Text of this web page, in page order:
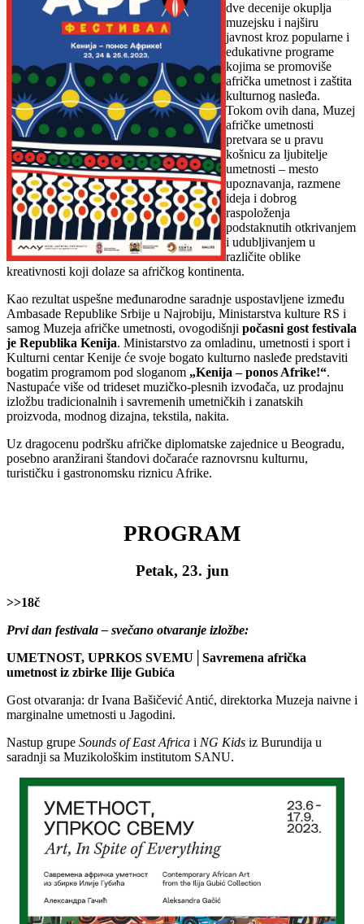
dve decenije okuplja
muzejsku i najširu
javnost kroz popularne i
edukativne programe
kojima se promoviše
afrička umetnost i zaštita
kulturnog nasleđa.
Tokom ovih dana, Muzej
afričke umetnosti
pretvara se u pravu
košnicu za ljubitelje
umetnosti – mesto
upoznavanja, razmene
ideja i dobrog
raspoloženja
podstaknutih otkrivanjem
i udubljivanjem u
različite oblike
kreativnosti koji dolaze sa afričkog kontinenta.
Kao rezultat uspešne međunarodne saradnje uspostavljene između
Ambasade Republike Srbije u Najrobiju, Ministarstva kulture RS i
samog Muzeja afričke umetnosti, ovogodišnji počasni gost festivala
je Republika Kenija. Ministarstvo za omladinu, umetnosti i sport i
Kulturni centar Kenije će svoje bogato kulturno nasleđe predstaviti
bogatim programom pod sloganom „Kenija – ponos Afrike!“.
Nastupaće više od trideset muzičko-plesnih izvođača, uz prodajnu
izložbu tradicionalnih i savremenih umetničkih i zanatskih
proizvoda, modnog dizajna, tekstila, nakita.
Uz dragocenu podršku afričke diplomatske zajednice u Beogradu,
posebno aranžirani štandovi dočaraće raznovrsnu kulturnu,
turističku i gastronomsku riznicu Afrike.
PROGRAM
Petak, 23. jun
>>18č
Prvi dan festivala – svečano otvaranje izložbe:
UMETNOST, UPRKOS SVEMU│Savremena afrička
umetnost iz zbirke Ilije Gubića
Gost otvaranja: dr Ivana Bašičević Antić, direktorka Muzeja naivne i
marginalne umetnosti u Jagodini.
Nastup grupe Sounds of East Africa i NG Kids iz Burundija u
saradnji sa Muzikološkim institutom SANU.